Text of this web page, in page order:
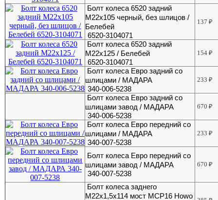
Болт колеса 6520 задний
М22х105 черный, без шлицов /
Белебей
6520-3104071
137₽
Болт колеса 6520 задний
М22х125 / Белебей
6520-3104071
154₽
Болт колеса Евро задний со
шлицами / МАДАРА
340-006-5238
233₽
Болт колеса Евро задний со
шлицами завод / МАДАРА
340-006-5238
670₽
Болт колеса Евро передний со
шлицами / МАДАРА
340-007-5238
233₽
Болт колеса Евро передний со
шлицами завод / МАДАРА
340-007-5238
670₽
Болт колеса заднего
М22х1,5х114 мост MCP16 Howo